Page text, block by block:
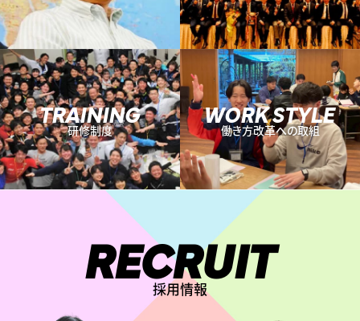
TRAINING
研修制度
WORK STYLE
働き方改革への取組
RECRUIT
採用情報